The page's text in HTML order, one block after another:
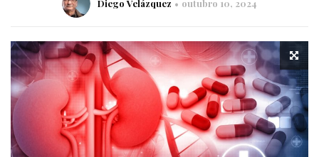
Diego Velázquez outubro 10, 2024